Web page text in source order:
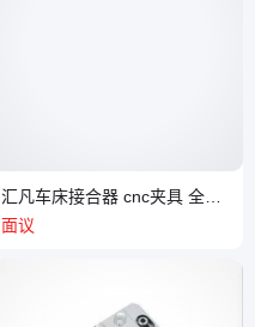
汇凡车床接合器 cnc夹具 全国
发货 口碑好质量无忧
面议